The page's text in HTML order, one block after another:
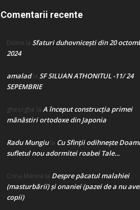
Comentarii recente
Doina la Sfaturi duhovnicești din 20
2024
amaladla SF SILUAN ATHONITUL -11/ 24
SEPEMBRIE
gheorghe la A început construcţia primei
mănăstiri ortodoxe din Japonia
Radu Mungiula Cu Sfinții odihnește
sufletul nou adormitei roabei Tale…
Crina Marina la Despre păcatul malahiei
(masturbării) şi onaniei (pazei de a nu
copii)